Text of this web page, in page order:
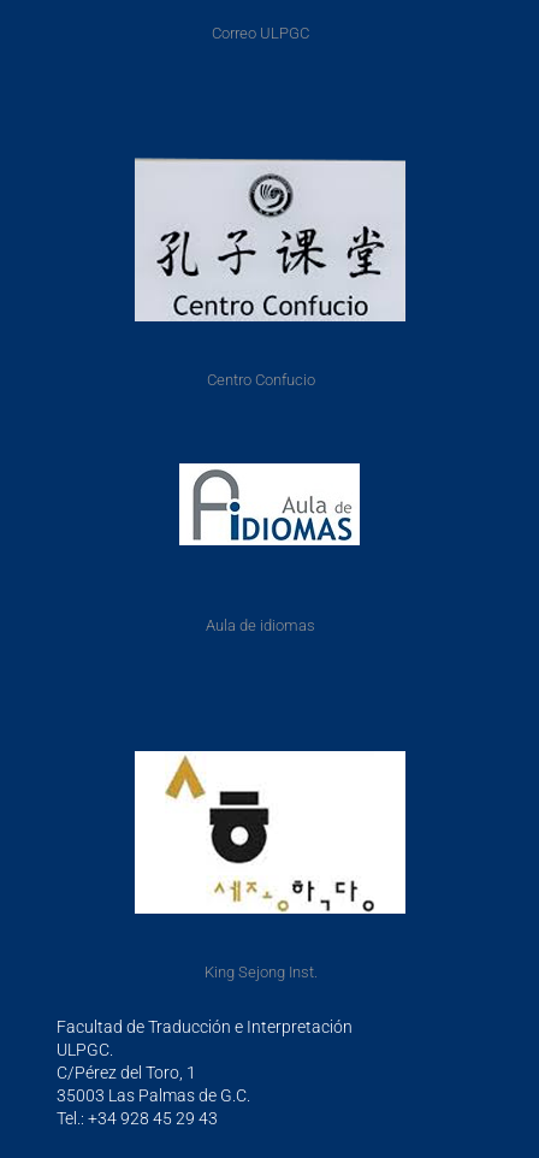
Correo ULPGC
Centro Confucio
Aula de idiomas
King Sejong Inst.
Facultad de Traducción e Interpretación
ULPGC.
C/Pérez del Toro, 1
35003 Las Palmas de G.C.
Tel.: +34 928 45 29 43